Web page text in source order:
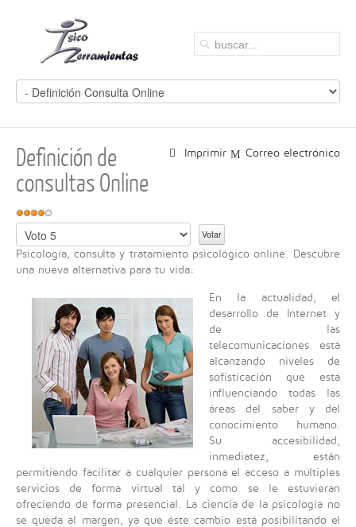
Correo electrónico
Imprimir
Definición de
consultas Online
R
t
o
Psicología, consulta y tratamiento psicológico online. Descubre
una nueva alternativa para tu vida:
En la actualidad, el
desarrollo de Internet y
de las
telecomunicaciones está
alcanzando niveles de
sofisticación que está
influenciando todas las
áreas del saber y del
conocimiento humano.
Su accesibilidad,
inmediatez, están
permitiendo facilitar a cualquier persona el acceso a múltiples
servicios de forma virtual tal y como se le estuvieran
ofreciendo de forma presencial. La ciencia de la psicología no
se queda al margen, ya que éste cambio está posibilitando el